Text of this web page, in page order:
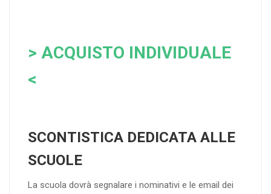
> ACQUISTO INDIVIDUALE
<
SCONTISTICA DEDICATA ALLE
SCUOLE
La scuola dovrà segnalare i nominativi e le email dei